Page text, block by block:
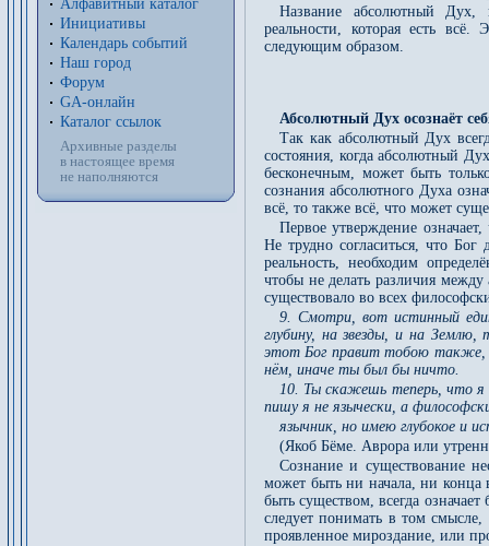
Алфавитный каталог
Инициативы
Календарь событий
Наш город
Форум
GA-онлайн
Каталог ссылок
Архивные разделы
в настоящее время
не наполняются
Название абсолютный Дух,
реальности, которая есть всё.
следующим образом.
Абсолютный Дух осознаёт
Так как абсолютный Дух
состояния, когда абсолютный
бесконечным, может быть
сознания абсолютного Духа
всё, то также всё, что может
Первое утверждение
Не трудно согласиться, что Бог
реальность, необходим
чтобы не делать различия
существовало во всех
9. Смотри, вот истинный
глубину, на звезды, и на
этот Бог правит тобою также,
нём, иначе ты был бы ничто.
10. Ты скажешь теперь, что я
пишу я не язычески, а
язычник, но имею глубокое и
(Якоб Бёме. Аврора или
Сознание и существование
может быть ни начала, ни
быть существом, всегда
следует понимать в том смысле,
проявленное мироздание, или